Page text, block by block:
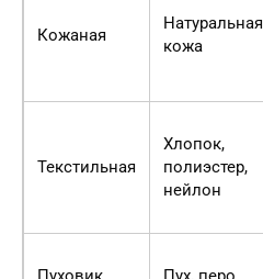
Кожаная
Натуральная
кожа
Текстильная
Хлопок,
полиэстер,
нейлон